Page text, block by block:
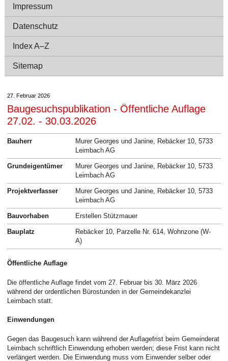
Impressum
Datenschutz
Index A–Z
Sitemap
Baugesuchspublikation - Öffentliche Auflage
27.02. - 30.03.2026
27. Februar 2026
Bauherr
Murer Georges und Janine, Rebäcker 10, 5733
Leimbach AG
Grundeigentümer
Murer Georges und Janine, Rebäcker 10, 5733
Leimbach AG
Projektverfasser
Murer Georges und Janine, Rebäcker 10, 5733
Leimbach AG
Bauvorhaben Erstellen Stützmauer
Bauplatz
Rebäcker 10, Parzelle Nr. 614, Wohnzone (W-
A)
Öffentliche Auflage
Die öffentliche Auflage findet vom 27. Februar bis 30. März 2026
während der ordentlichen Bürostunden in der Gemeindekanzlei
Leimbach statt.
Einwendungen
Gegen das Baugesuch kann während der Auflagefrist beim Gemeinderat
Leimbach schriftlich Einwendung erhoben werden; diese Frist kann nicht
verlängert werden. Die Einwendung muss vom Einwender selber oder